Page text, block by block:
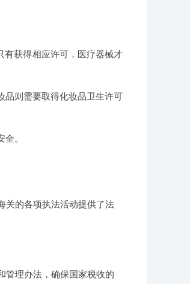
有获得相应许可，医疗器械才
品则需要取得化妆品卫生许可
。
关的各项执法活动提供了法
管理办法，确保国家税收的